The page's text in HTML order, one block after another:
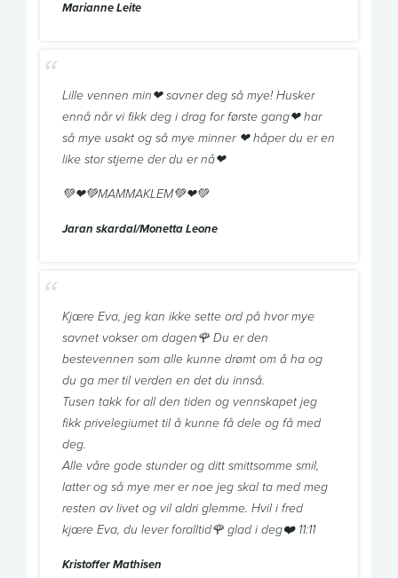
Marianne Leite
Lille vennen min❤ savner deg så mye! Husker
ennå når vi fikk deg i drag for første gang❤ har
så mye usakt og så mye minner ❤ håper du er en
like stor stjerne der du er nå❤
💚❤💚MAMMAKLEM💚❤💚
Jaran skardal/Monetta Leone
Kjære Eva, jeg kan ikke sette ord på hvor mye
savnet vokser om dagen🌹 Du er den
bestevennen som alle kunne drømt om å ha og
du ga mer til verden en det du innså.
Tusen takk for all den tiden og vennskapet jeg
fikk privelegiumet til å kunne få dele og få med
deg.
Alle våre gode stunder og ditt smittsomme smil,
latter og så mye mer er noe jeg skal ta med meg
resten av livet og vil aldri glemme. Hvil i fred
kjære Eva, du lever foralltid🌹 glad i deg❤️ 11:11
Kristoffer Mathisen